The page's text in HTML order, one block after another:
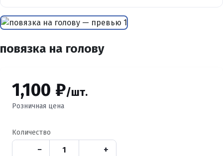
повязка на голову
1,100 ₽/шт.
Розничная цена
Количество
− +